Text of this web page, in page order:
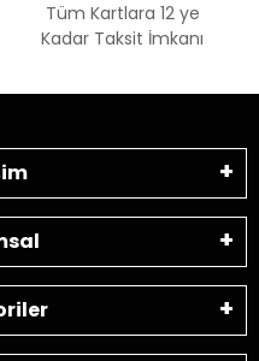
Tüm Kartlara 12 ye
Kadar Taksit İmkanı